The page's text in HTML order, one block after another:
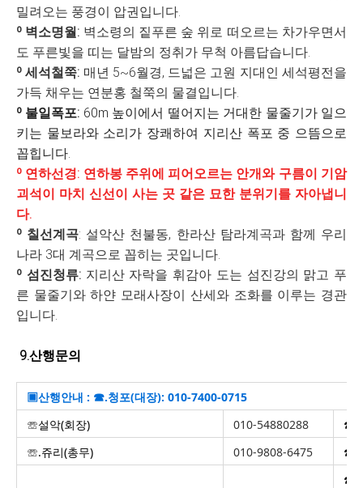
밀려오는 풍경이 압권입니다.
º 벽소명월: ​벽소령의 짙푸른 숲 위로 떠오르는 차가우면서
도 푸른빛을 띠는 달밤의 정취가 무척 아름답습니다.
​º 세석철쭉: ​매년 5~6월경, 드넓은 고원 지대인 세석평전을
가득 채우는 연분홍 철쭉의 물결입니다.
º 불일폭포: ​60m 높이에서 떨어지는 거대한 물줄기가 일으
키는 물보라와 소리가 장쾌하여 지리산 폭포 중 으뜸으로
꼽힙니다.
​º 연하선경: ​연하봉 주위에 피어오르는 안개와 구름이 기암
괴석이 마치 신선이 사는 곳 같은 묘한 분위기를 자아냅니
다.
º 칠선계곡: ​설악산 천불동, 한라산 탐라계곡과 함께 우리
나라 3대 계곡으로 꼽히는 곳입니다.
º ​섬진청류: 지리산 자락을 휘감아 도는 섬진강의 맑고 푸
른 물줄기와 하얀 모래사장이 산세와 조화를 이루는 경관
입니다.
9.산행문의
▣산행안내 : ☎.청포(대장): 010-7400-0715
☏설악(회장)
010-54880288
☎.
☏.쥬리(총무)
010-9808-6475
☎.
☎.